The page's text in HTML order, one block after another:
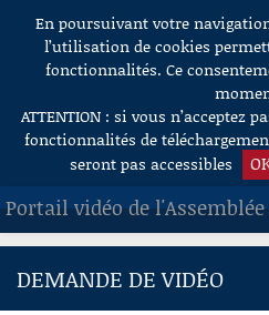
Aller au contenu
En poursuivant votre
l’utilisation de cookies
fonctionnalités. Ce
ATTENTION : si vous n’acceptez
fonctionnalités de
seront pas accessibles
Portail vidéo de
ACCUEIL
DEMANDE DE VIDÉO